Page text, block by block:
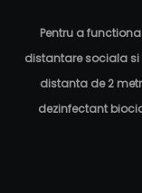
Pentru a
distantare sociala si
distanta de 2
dezinfectant